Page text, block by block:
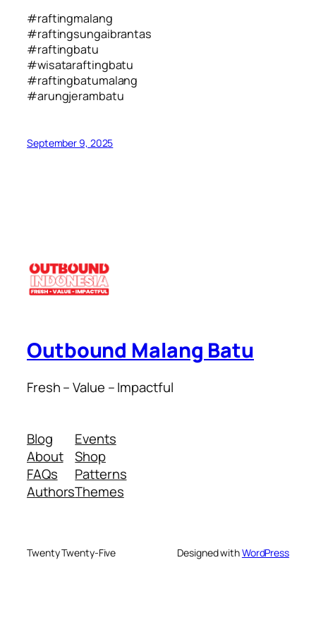
#raftingmalang
#raftingsungaibrantas
#raftingbatu
#wisataraftingbatu
#raftingbatumalang
#arungjerambatu
September 9, 2025
Outbound Malang Batu
Fresh – Value – Impactful
Blog
About
FAQs
Authors
Events
Shop
Patterns
Themes
Twenty Twenty-Five Designed withWordPress